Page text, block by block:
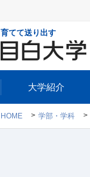
育てて送り出す
大学紹介
HOME 学部・学科